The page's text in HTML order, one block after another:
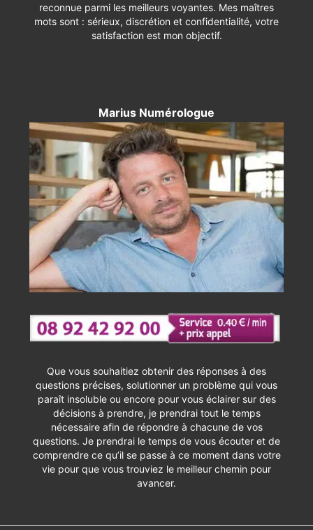
reconnue parmi les meilleurs voyantes. Mes maîtres
mots sont : sérieux, discrétion et confidentialité, votre
satisfaction est mon objectif.
Marius Numérologue
Que vous souhaitiez obtenir des réponses à des
questions précises, solutionner un problème qui vous
paraît insoluble ou encore pour vous éclairer sur des
décisions à prendre, je prendrai tout le temps
nécessaire afin de répondre à chacune de vos
questions. Je prendrai le temps de vous écouter et de
comprendre ce qu’il se passe à ce moment dans votre
vie pour que vous trouviez le meilleur chemin pour
avancer.